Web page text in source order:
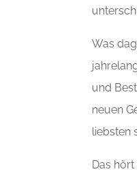
Was
und
neuen
liebsten
Das